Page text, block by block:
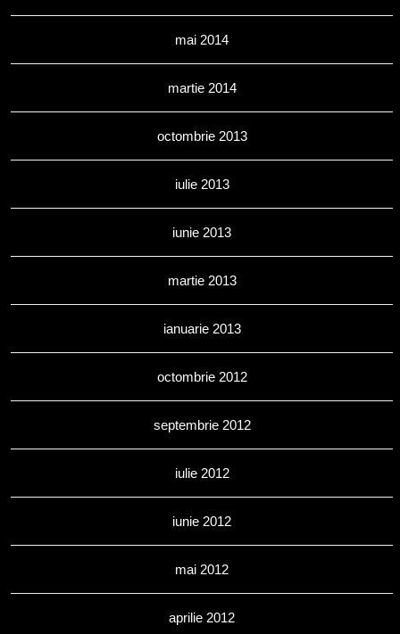
mai 2014
martie 2014
octombrie 2013
iulie 2013
iunie 2013
martie 2013
ianuarie 2013
octombrie 2012
septembrie 2012
iulie 2012
iunie 2012
mai 2012
aprilie 2012